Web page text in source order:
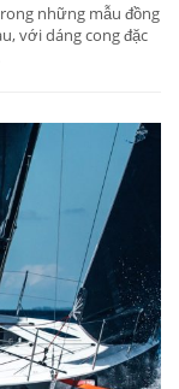
những mẫu đồng
với dáng cong đặc